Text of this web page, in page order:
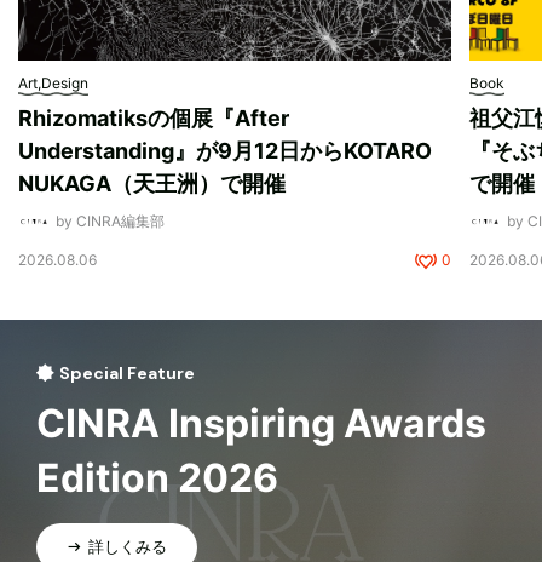
Art,Design
Rhizomatiksの個展『After
Understanding』が9月12日からKOTARO
NUKAGA（天王洲）で開催
by CINRA編集部
2026.08.06 0
Book
祖父江
『そ
で開催
by
Special Feature
CINRA Inspiring Awards
Edition 2026
詳しくみる